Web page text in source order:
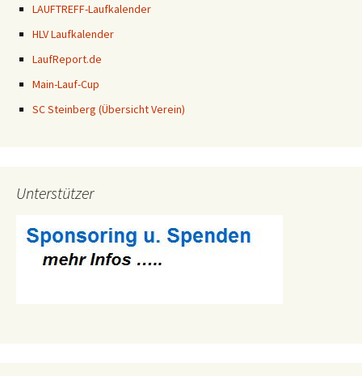
LAUFTREFF-Laufkalender
HLV Laufkalender
LaufReport.de
Main-Lauf-Cup
SC Steinberg (Übersicht Verein)
Unterstützer